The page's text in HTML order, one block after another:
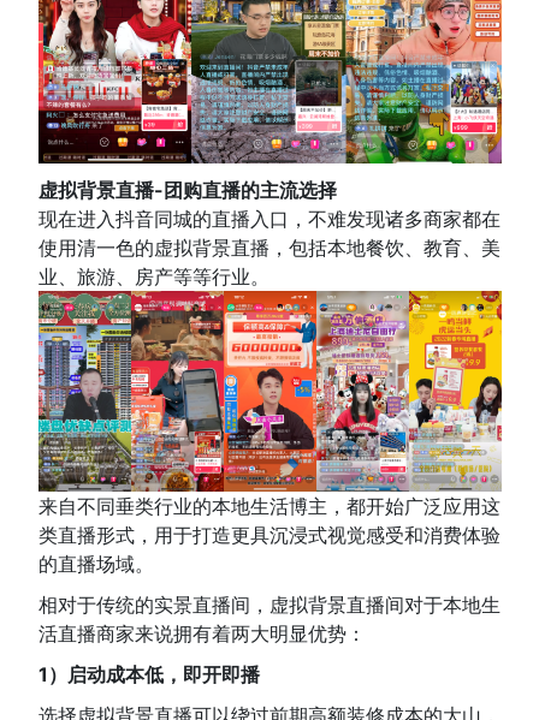
虚拟背景直播- 团购直播的主流选择
现在进入抖音同城的直播入口，不难发现诸多商家都在
使用清一色的虚拟背景直播，包括本地餐饮、教育、美
业、旅游、房产等等行业。
来自不同垂类行业的本地生活博主，都开始广泛应用这
类直播形式，用于打造更具沉浸式视觉感受和消费体验
的直播场域。
相对于传统的实景直播间，虚拟背景直播间对于本地生
活直播商家来说拥有着两大明显优势：
1）启动成本低，即开即播